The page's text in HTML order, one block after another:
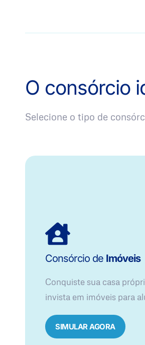
O consórcio
Selecione o tipo de
Consórcio de Imóveis
Conquiste sua casa
invista em imóveis para
SIMULAR AGORA​